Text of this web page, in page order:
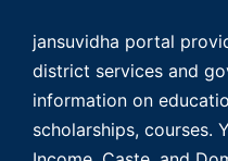
jansuvidha portal
district services and
information on
scholarships, courses.